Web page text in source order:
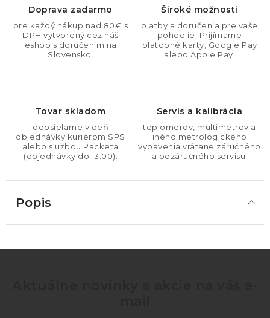
Doprava zadarmo
pre každý nákup nad 80€ s
DPH vytvorený cez náš
eshop s doručením na
Slovensko.
Široké možnosti
platby a doručenia pre vaše
pohodlie. Prijímame
platobné karty, Google Pay
alebo Apple Pay.
Tovar skladom
odosielame v deň
objednávky kuriérom SPS
alebo službou Packeta
(objednávky do 13:00).
Servis a kalibrácia
teplomerov, multimetrov a
iného metrologického
vybavenia vrátane záručného
a pozáručného servisu.
Popis